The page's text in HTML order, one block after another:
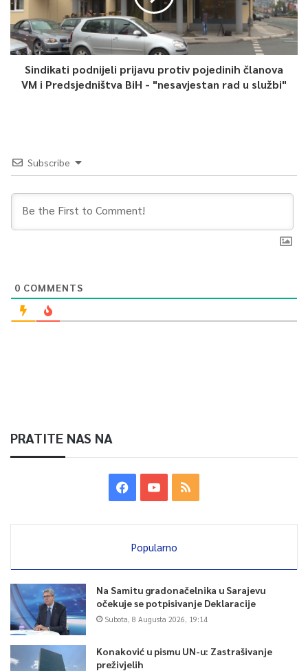
Sindikati podnijeli prijavu protiv pojedinih članova
VM i Predsjedništva BiH - "nesavjestan rad u službi"
Subscribe
0 COMMENTS
PRATITE NAS NA
Popularno
Na Samitu gradonačelnika u Sarajevu
očekuje se potpisivanje Deklaracije
Subota, 8 Augusta 2026, 19:14
Konaković u pismu UN-u: Zastrašivanje
preživjelih